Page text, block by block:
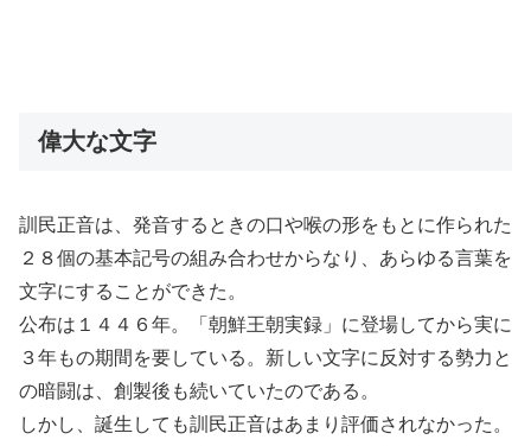
偉大な文字
訓民正音は、発音するときの口や喉の形をもとに作られた
２８個の基本記号の組み合わせからなり、あらゆる言葉を
文字にすることができた。
公布は１４４６年。「朝鮮王朝実録」に登場してから実に
３年もの期間を要している。新しい文字に反対する勢力と
の暗闘は、創製後も続いていたのである。
しかし、誕生しても訓民正音はあまり評価されなかった。